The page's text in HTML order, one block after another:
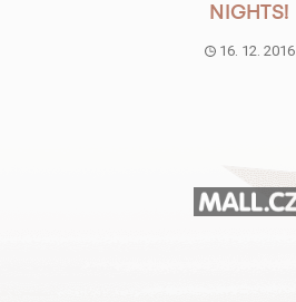
NIGHTS!
16. 12. 2016